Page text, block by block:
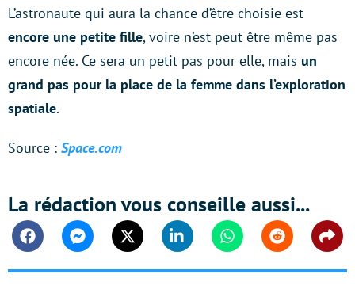
L’astronaute qui aura la chance d’être choisie est
encore une petite fille, voire n’est peut être même pas
encore née. Ce sera un petit pas pour elle, mais un
grand pas pour la place de la femme dans l’exploration
spatiale.
Source : Space.com
La rédaction vous conseille aussi...
FacebookMessengerTwitter Linkedin WhatsappReddit